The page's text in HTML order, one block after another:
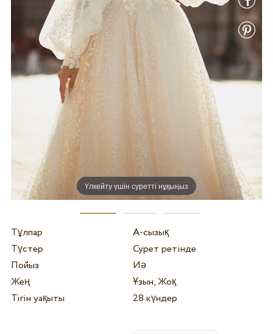
Үлкейту үшін суретті нұқыңыз
Тұлпар
А-сызық
Түстер
Сурет ретінде
Пойыз
Иә
Жең
Ұзын, Жоқ
Тігін уақыты
28 күндер